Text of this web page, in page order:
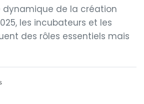
dynamique de la création
les incubateurs et les
des rôles essentiels mais